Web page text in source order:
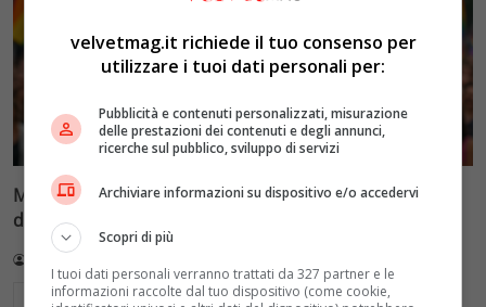
Massima inaugura il WorldPride 2026: prima Regina
della storia a farlo
Leggi di più
velvetmag.it richiede il tuo consenso per
utilizzare i tuoi dati personali per:
Pubblicità e contenuti personalizzati, misurazione
delle prestazioni dei contenuti e degli annunci,
ricerche sul pubblico, sviluppo di servizi
Archiviare informazioni su dispositivo e/o accedervi
Scopri di più
I tuoi dati personali verranno trattati da 327 partner e le
informazioni raccolte dal tuo dispositivo (come cookie,